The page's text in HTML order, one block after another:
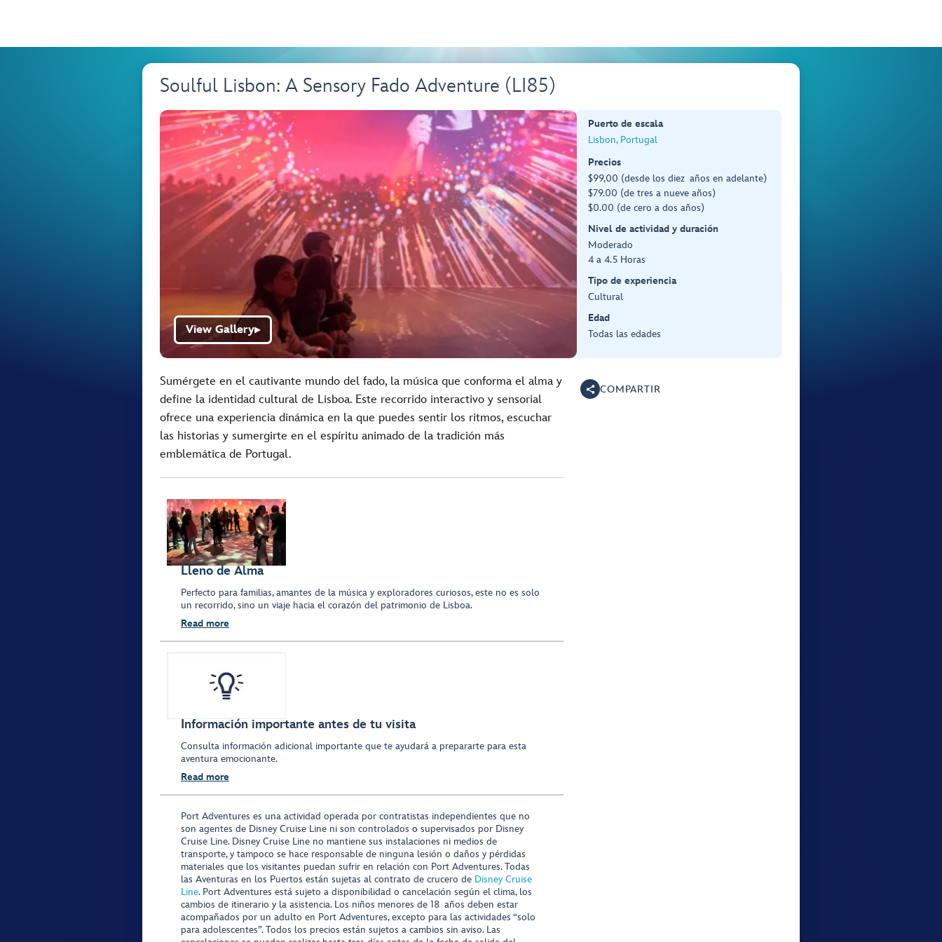
Soulful Lisbon: A Sensory Fado Adventure (LI85)
View Gallery▶
Puerto de escala
Lisbon, Portugal
Precios
$99,00 (desde los diez años en adelante)
$79.00 (de tres a nueve años)
$0.00 (de cero a dos años)
Nivel de actividad y duración
Moderado
4 a 4.5 Horas
Tipo de experiencia
Cultural
Edad
Todas las edades
Sumérgete en el cautivante mundo del fado, la música que conforma el alma y
define la identidad cultural de Lisboa. Este recorrido interactivo y sensorial
ofrece una experiencia dinámica en la que puedes sentir los ritmos, escuchar
las historias y sumergirte en el espíritu animado de la tradición más
emblemática de Portugal.
Lleno de Alma
Perfecto para familias, amantes de la música y exploradores curiosos, este no es solo
un recorrido, sino un viaje hacia el corazón del patrimonio de Lisboa.
Read more
Información importante antes de tu visita
Consulta información adicional importante que te ayudará a prepararte para esta
aventura emocionante.
Read more
Port Adventures es una actividad operada por contratistas independientes que no
son agentes de Disney Cruise Line ni son controlados o supervisados por Disney
Cruise Line. Disney Cruise Line no mantiene sus instalaciones ni medios de
transporte, y tampoco se hace responsable de ninguna lesión o daños y pérdidas
materiales que los visitantes puedan sufrir en relación con Port Adventures. Todas
las Aventuras en los Puertos están sujetas al contrato de crucero de Disney Cruise
Line. Port Adventures está sujeto a disponibilidad o cancelación según el clima, los
cambios de itinerario y la asistencia. Los niños menores de 18 años deben estar
acompañados por un adulto en Port Adventures, excepto para las actividades “solo
para adolescentes”. Todos los precios están sujetos a cambios sin aviso. Las
COMPARTIR